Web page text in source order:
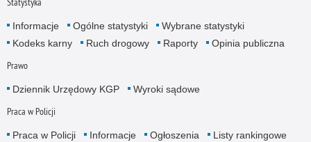
Informacje Ogólne statystyki
Wybrane statystyki
Kodeks karny
Ruch drogowy Raporty Opinia publiczna
Prawo
Dziennik Urzędowy KGP Wyroki sądowe
Praca w Policji
Praca w Policji Informacje Ogłoszenia
Listy rankingowe